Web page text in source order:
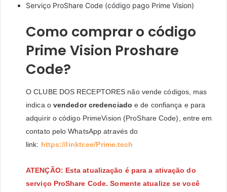
Serviço ProShare Code (código pago Prime Vision)
Como comprar o código
Prime Vision Proshare
Code?
O CLUBE DOS RECEPTORES não vende códigos, mas
indica o vendedor credenciado e de confiança e para
adquirir o código PrimeVision (ProShare Code), entre em
contato pelo WhatsApp através do
link: https://linktr.ee/Prime.tech
ATENÇÃO: Esta atualização é para a ativação do
serviço ProShare Code. Somente atualize se você